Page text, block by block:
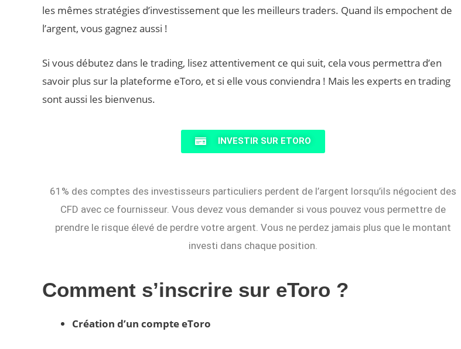
les mêmes stratégies d’investissement que les meilleurs traders. Quand ils empochent de
l’argent, vous gagnez aussi !
Si vous débutez dans le trading, lisez attentivement ce qui suit, cela vous permettra d’en
savoir plus sur la plateforme eToro, et si elle vous conviendra ! Mais les experts en trading
sont aussi les bienvenus.
INVESTIR SUR ETORO
61% des comptes des investisseurs particuliers perdent de l’argent lorsqu’ils négocient des
CFD avec ce fournisseur. Vous devez vous demander si vous pouvez vous permettre de
prendre le risque élevé de perdre votre argent. Vous ne perdez jamais plus que le montant
investi dans chaque position.
Comment s’inscrire sur eToro ?
Création d’un compte eToro